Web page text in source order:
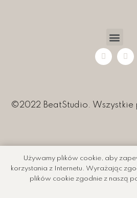
©2022 BeatStudio.
Używamy plików cookie, aby
korzystania z Internetu. Wyrażając
plików cookie zgodnie z naszą